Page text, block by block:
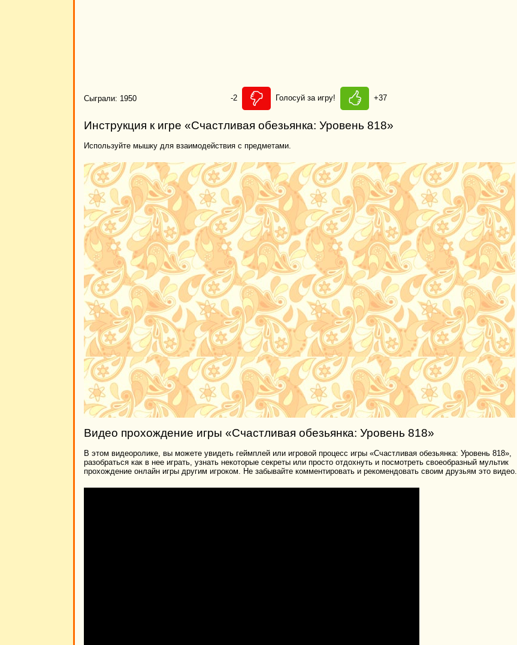
Сыграли: 1950 -2 Голосуй за игру! +37
Инструкция к игре «Счастливая обезьянка: Уровень 818»
Используйте мышку для взаимодействия с предметами.
Видео прохождение игры «Счастливая обезьянка: Уровень 818»
В этом видеоролике, вы можете увидеть геймплей или игровой процесс игры «Счастливая обезьянка: Уровень 818»,
разобраться как в нее играть, узнать некоторые секреты или просто отдохнуть и посмотреть своеобразный мультик
прохождение онлайн игры другим игроком. Не забывайте комментировать и рекомендовать своим друзьям это видео.